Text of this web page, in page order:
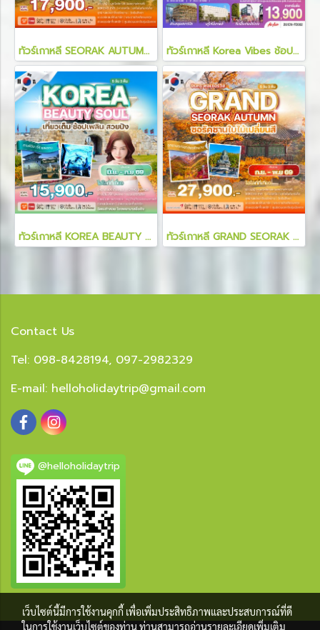
ทัวร์เกาหลี SEORAK AUTUMN SOUL 5 วัน 3 คืน ทัวร์เกาหลี Korea Vibes ช้อป ชิม ชิล ครบทุกฟีลในโซล 5 วัน 3 คืน
ทัวร์เกาหลี KOREA BEAUTY SOUL 5 วัน 3 คืน ทัวร์เกาหลี GRAND SEORAK AUTUMN 5 วัน 3 คืน
Contact Us
Tel: 098-8428194, 097-2982329
E-mail: helloholidaytrip@gmail.com
@helloholidaytrip
เว็บไซต์นี้มีการใช้งานคุกกี้ เพื่อเพิ่มประสิทธิภาพและประสบการณ์ที่ดี
ในการใช้งานเว็บไซต์ของท่าน ท่านสามารถอ่านรายละเอียดเพิ่มเติม